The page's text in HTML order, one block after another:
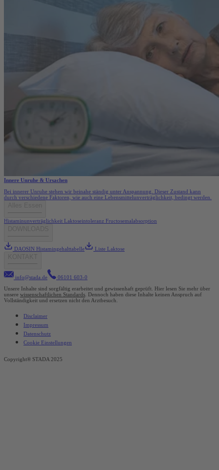
Innere Unruhe & Ursachen
Bei innerer Unruhe stehen wir beinahe ständig unter Anspannung. Dieser Zustand kann
durch verschiedene Faktoren, wie auch eine Lebensmittelunverträglichkeit, bedingt werden.
Histaminunverträglichkeit Laktoseintoleranz Fructosemalabsorption
DAOSIN Histamingehalttabelle Liste Laktose
info@stada.de
06101 603-0
Unsere Inhalte sind sorgfältig erarbeitet und gewissenhaft geprüft. Hier lesen Sie mehr über
unsere wissenschaftlichen Standards . Dennoch haben diese Inhalte keinen Anspruch auf
Vollständigkeit und ersetzen nicht den Arztbesuch.
Disclaimer
Impressum
Datenschutz
Cookie Einstellungen
Copyright® STADA 2025